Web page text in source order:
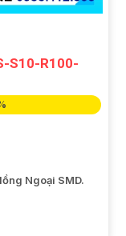
S10-R100-
Ngoại SMD.